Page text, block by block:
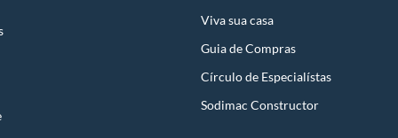
Viva sua casa
Guia de Compras
Círculo de Especialístas
Sodimac Constructor